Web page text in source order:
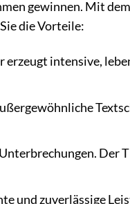
gewinnen. Mit
die Vorteile:
erzeugt intensive,
Der
und zuverlässige